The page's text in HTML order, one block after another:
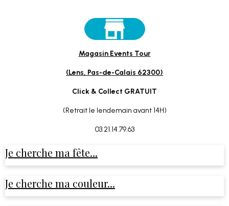
Magasin Events Tour
(Lens, Pas-de-Calais 62300)
Click & Collect GRATUIT
(Retrait le lendemain avant 14H)
03.21.14.79.63
Je cherche ma fête...
Je cherche ma couleur...